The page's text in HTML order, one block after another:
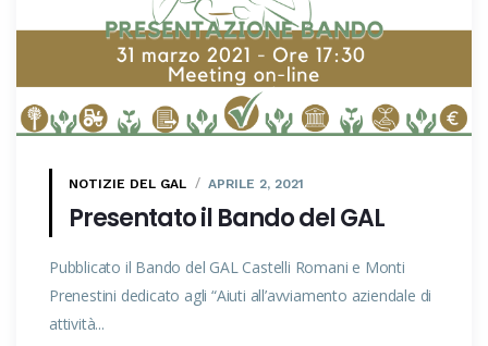
NOTIZIE DEL GAL APRILE 2, 2021
Presentato il Bando del GAL
Pubblicato il Bando del GAL Castelli Romani e Monti
Prenestini dedicato agli “Aiuti all’avviamento aziendale di
attività...